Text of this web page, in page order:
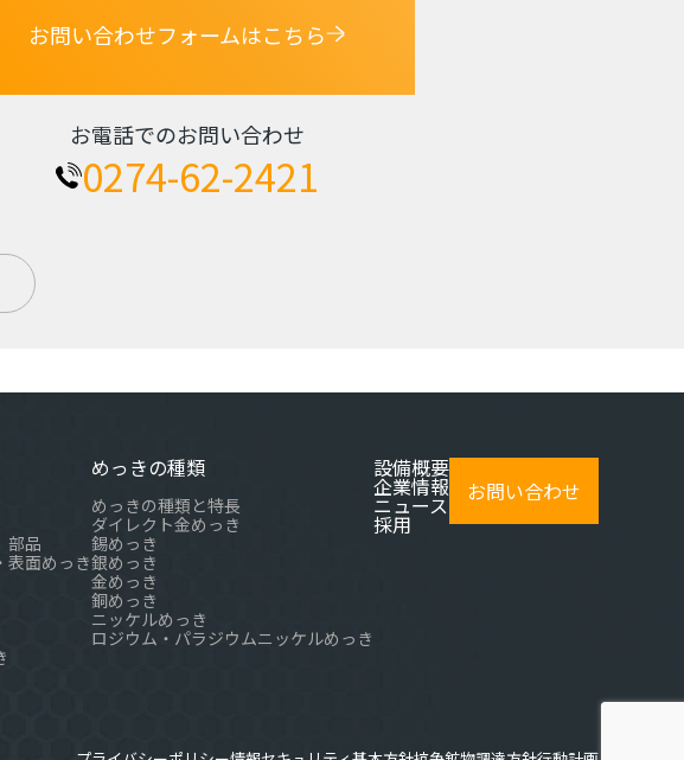
お問い合わせフォームはこちら
お電話でのお問い合わせ
0274-62-2421
部品
表面めっき
めっきの種類
めっきの種類と特長
ダイレクト金めっき
錫めっき
銀めっき
金めっき
銅めっき
ニッケルめっき
ロジウム・パラジウムニッケルめっき
設備概要
企業情報
ニュース
採用
お問い合わせ